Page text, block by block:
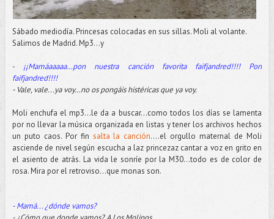
Sábado mediodía. Princesas colocadas en sus sillas. Moli al volante.
Salimos de Madrid. Mp3…y
- ¡¡Mamáaaaaa…pon nuestra canción favorita faifjandred!!!! Pon
faifjandred!!!!
- Vale, vale...ya voy…no os pongáis histéricas que ya voy.
Moli enchufa el mp3...le da a buscar...como todos los días se lamenta
por no llevar la música organizada en listas y tener los archivos hechos
un puto caos. Por fin salta la canción….el orgullo maternal de Moli
asciende de nivel según escucha a laz princezaz cantar a voz en grito en
el asiento de atrás. La vida le sonríe por la M30…todo es de color de
rosa. Mira por el retroviso...que monas son.
- Mamá... ¿dónde vamos?